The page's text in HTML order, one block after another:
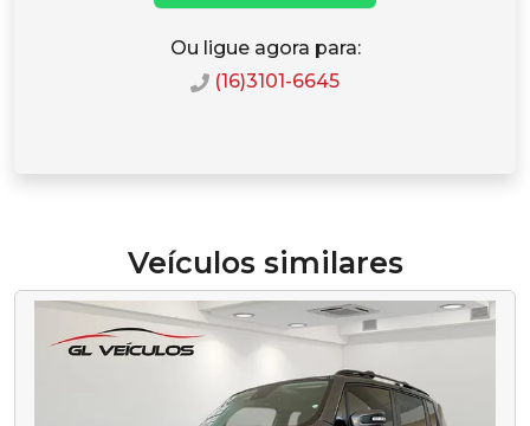
Ou ligue agora para:
(16)3101-6645
Veículos similares